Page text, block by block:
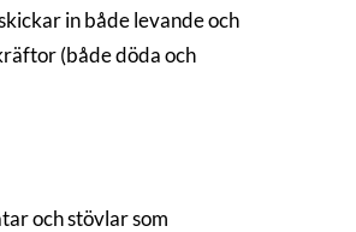
in både levande och
(både döda och
och stövlar som